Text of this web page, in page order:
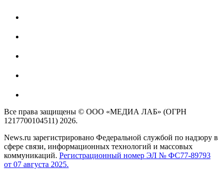
Все права защищены © ООО «МЕДИА ЛАБ» (ОГРН
1217700104511) 2026.
News.ru зарегистрировано Федеральной службой по надзору в
сфере связи, информационных технологий и массовых
коммуникаций. Регистрационный номер ЭЛ № ФС77-89793
от 07 августа 2025.